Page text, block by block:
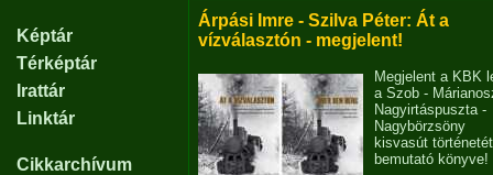
Képtár
Térképtár
Irattár
Linktár
Cikkarchívum
Árpási Imre - Szilva Péter: Át a
vízválasztón - megjelent!
Megjelent a KBK
a Szob -
Nagyirtáspuszta -
Nagybörzsöny
kisvasút történetét
bemutató könyve!